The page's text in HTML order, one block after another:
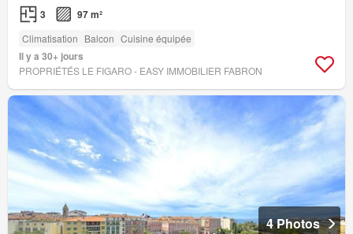
3 97 m²
Climatisation Balcon Cuisine équipée
Il y a 30+ jours
PROPRIÉTÉS LE FIGARO - EASY IMMOBILIER FABRON
4 Photos